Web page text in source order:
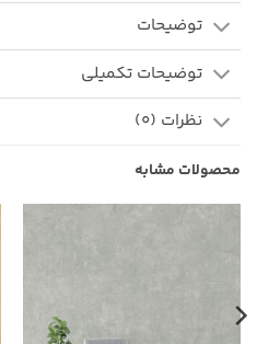
توضیحات
توضیحات تکمیلی
نظرات (0)
محصولات مشابه